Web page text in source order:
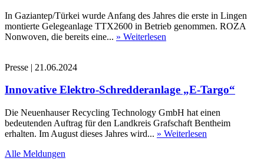
In Gaziantep/Türkei wurde Anfang des Jahres die erste in Lingen
montierte Gelegeanlage TTX2600 in Betrieb genommen. ROZA
Nonwoven, die bereits eine... » Weiterlesen
Presse | 21.06.2024
Innovative Elektro-Schredderanlage „E-Targo“
Die Neuenhauser Recycling Technology GmbH hat einen
bedeutenden Auftrag für den Landkreis Grafschaft Bentheim
erhalten. Im August dieses Jahres wird... » Weiterlesen
Alle Meldungen